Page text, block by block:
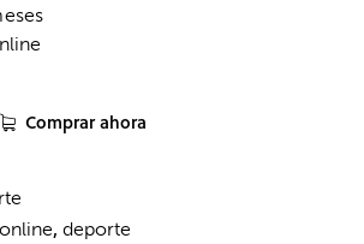
Comprar ahora
,deporte